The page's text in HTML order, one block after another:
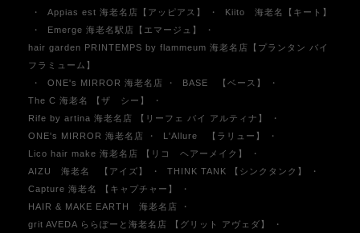
・ Appias est 海老名店【アッピアス】 ・ Kiito 海老名【キート】
・ Emerge 海老名駅店【エマージュ】
・
hair garden PRINTEMPS by flammeum 海老名店【プランタン バイ
フラミューム】
・ ONE's MIRROR 海老名店 ・ BASE 【ベース】
・
The C 海老名 【ザ シー】
・
Rife by artina 海老名店 【リーフェ バイ アルティナ】
・
ONE's MIRROR 海老名店 ・ L'Allure 【ラリュー】
・
Lico hair make 海老名店 【リコ ヘアーメイク】
・
AIZU 海老名 【アイズ】
・ THINK TANK 【シンクタンク】
・
Capture 海老名 【キャプチャー】
・
HAIR & MAKE EARTH 海老名店 ・
grit AVEDA ららぽーと海老名店 【グリット アヴェダ】
・